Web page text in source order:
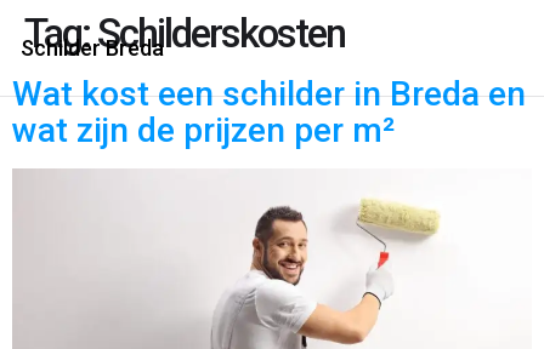
Schilder Breda
Tag:Schilderskosten
Wat kost een schilder in Breda en
wat zijn de prijzen per m²